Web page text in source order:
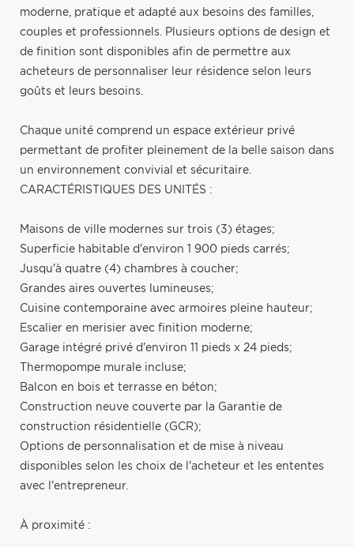
moderne, pratique et adapté aux besoins des familles,
couples et professionnels. Plusieurs options de design et
de finition sont disponibles afin de permettre aux
acheteurs de personnaliser leur résidence selon leurs
goûts et leurs besoins.
Chaque unité comprend un espace extérieur privé
permettant de profiter pleinement de la belle saison dans
un environnement convivial et sécuritaire.
CARACTÉRISTIQUES DES UNITÉS :
Maisons de ville modernes sur trois (3) étages;
Superficie habitable d'environ 1 900 pieds carrés;
Jusqu'à quatre (4) chambres à coucher;
Grandes aires ouvertes lumineuses;
Cuisine contemporaine avec armoires pleine hauteur;
Escalier en merisier avec finition moderne;
Garage intégré privé d'environ 11 pieds x 24 pieds;
Thermopompe murale incluse;
Balcon en bois et terrasse en béton;
Construction neuve couverte par la Garantie de
construction résidentielle (GCR);
Options de personnalisation et de mise à niveau
disponibles selon les choix de l'acheteur et les ententes
avec l'entrepreneur.
À proximité :